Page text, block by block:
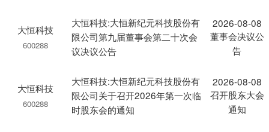
大恒科技
600288
大恒科技:大恒新纪元科技股份有
限公司第九届董事会第二十次会
议决议公告
2026-08-08
董事会决议公
告
大恒科技
600288
大恒科技:大恒新纪元科技股份有
限公司关于召开2026年第一次临
时股东会的通知
2026-08-08
召开股东大会
通知